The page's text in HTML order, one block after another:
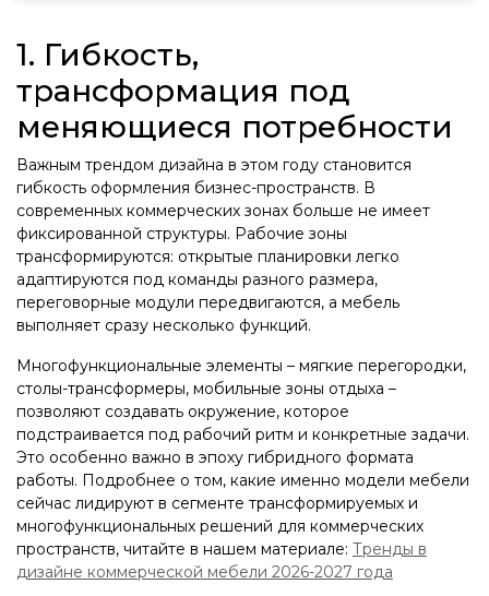
1. Гибкость,
трансформация под
меняющиеся потребности
Важным трендом дизайна в этом году становится
гибкость оформления бизнес-пространств. В
современных коммерческих зонах больше не имеет
фиксированной структуры. Рабочие зоны
трансформируются: открытые планировки легко
адаптируются под команды разного размера,
переговорные модули передвигаются, а мебель
выполняет сразу несколько функций.
Многофункциональные элементы – мягкие перегородки,
столы-трансформеры, мобильные зоны отдыха –
позволяют создавать окружение, которое
подстраивается под рабочий ритм и конкретные задачи.
Это особенно важно в эпоху гибридного формата
работы. Подробнее о том, какие именно модели мебели
сейчас лидируют в сегменте трансформируемых и
многофункциональных решений для коммерческих
пространств, читайте в нашем материале: Тренды в
дизайне коммерческой мебели 2026-2027 года